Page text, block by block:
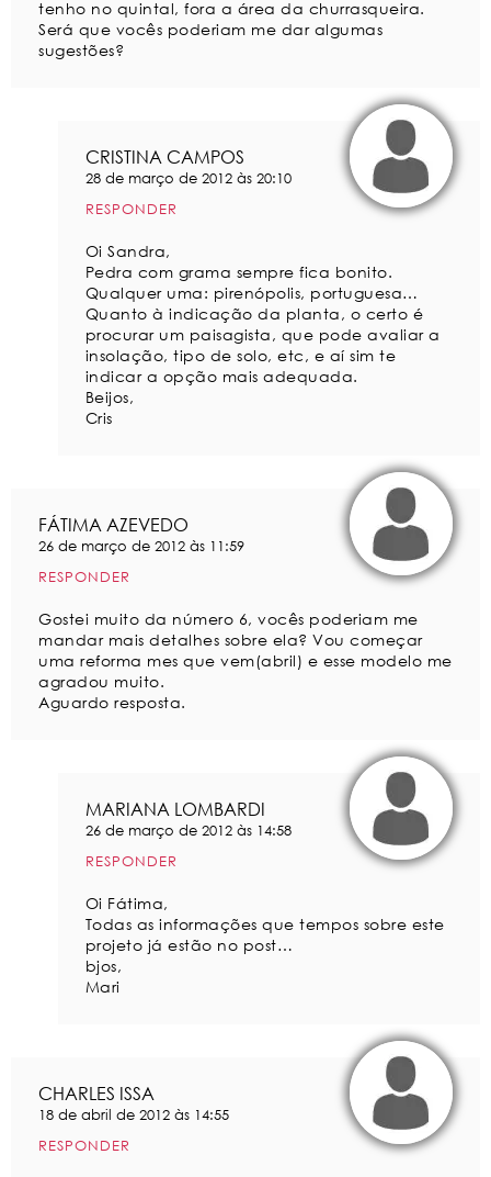
tenho no quintal, fora a área da churrasqueira.
Será que vocês poderiam me dar algumas
sugestões?
CRISTINA CAMPOS
28 de março de 2012 às 20:10
RESPONDER
Oi Sandra,
Pedra com grama sempre fica bonito.
Qualquer uma: pirenópolis, portuguesa…
Quanto à indicação da planta, o certo é
procurar um paisagista, que pode avaliar a
insolação, tipo de solo, etc, e aí sim te
indicar a opção mais adequada.
Beijos,
Cris
FÁTIMA AZEVEDO
26 de março de 2012 às 11:59
RESPONDER
Gostei muito da número 6, vocês poderiam me
mandar mais detalhes sobre ela? Vou começar
uma reforma mes que vem(abril) e esse modelo me
agradou muito.
Aguardo resposta.
MARIANA LOMBARDI
26 de março de 2012 às 14:58
RESPONDER
Oi Fátima,
Todas as informações que tempos sobre este
projeto já estão no post…
bjos,
Mari
CHARLES ISSA
18 de abril de 2012 às 14:55
RESPONDER